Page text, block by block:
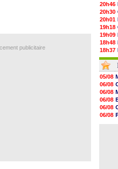
publicitaire
20h46
20h30
20h01
19h18
19h09
18h48
18h37
18h29
17h58
17h46
17h32
17h16
16h59
16h37
16h33
16h27
05/08
06/08
06/08
06/08
06/08
06/08